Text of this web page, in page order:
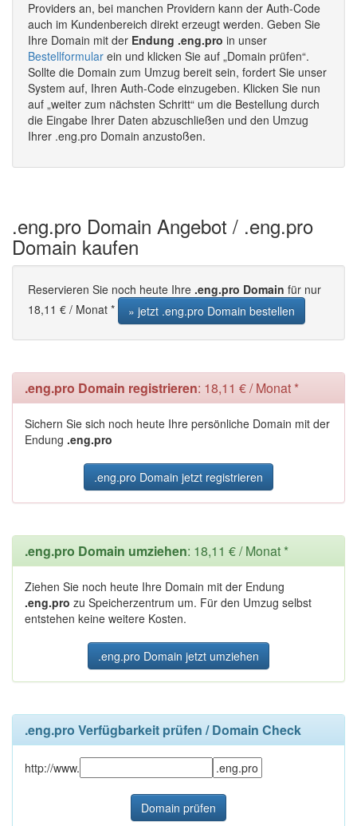
Providers an, bei manchen Providern kann der Auth-Code
auch im Kundenbereich direkt erzeugt werden. Geben Sie
Ihre Domain mit der Endung .eng.pro in unser
Bestellformular ein und klicken Sie auf „Domain prüfen“.
Sollte die Domain zum Umzug bereit sein, fordert Sie unser
System auf, Ihren Auth-Code einzugeben. Klicken Sie nun
auf „weiter zum nächsten Schritt“ um die Bestellung durch
die Eingabe Ihrer Daten abzuschließen und den Umzug
Ihrer .eng.pro Domain anzustoßen.
.eng.pro Domain Angebot / .eng.pro
Domain kaufen
Reservieren Sie noch heute Ihre .eng.pro Domain für nur
18,11 € / Monat *
» jetzt .eng.pro Domain bestellen
.eng.pro Domain registrieren: 18,11 € / Monat *
Sichern Sie sich noch heute Ihre persönliche Domain mit der
Endung .eng.pro
.eng.pro Domain jetzt registrieren
.eng.pro Domain umziehen: 18,11 € / Monat *
Ziehen Sie noch heute Ihre Domain mit der Endung
.eng.pro zu Speicherzentrum um. Für den Umzug selbst
entstehen keine weitere Kosten.
.eng.pro Domain jetzt umziehen
.eng.pro Verfügbarkeit prüfen / Domain Check
http://www.